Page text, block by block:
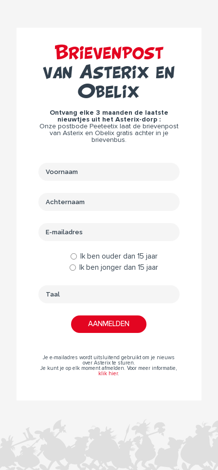
Brievenpost
van Asterix en
Obelix
Ontvang elke 3 maanden de laatste
nieuwtjes uit het Asterix-dorp :
Onze postbode Peeteetix laat de brievenpost
van Asterix en Obelix gratis achter in je
brievenbus.
Ik ben ouder dan 15 jaar
Ik ben jonger dan 15 jaar
Je e-mailadres wordt uitsluitend gebruikt om je nieuws
over Asterix te sturen.
Je kunt je op elk moment afmelden. Voor meer informatie,
klik hier.